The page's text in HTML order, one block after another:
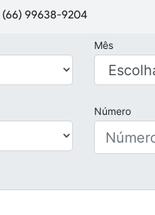
(66) 99638-9204
Mês
Número